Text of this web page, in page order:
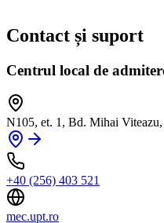
Contact și suport
Centrul local de
N105, et. 1, Bd. Mihai
+40 (256) 403 521
mec.upt.ro